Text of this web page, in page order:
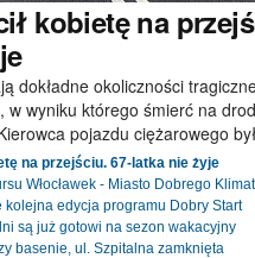
kobietę na
dokładne okoliczności
w wyniku którego śmierć na
pojazdu ciężarowego
na przejściu. 67-latka nie żyje
Włocławek - Miasto Dobrego
kolejna edycja programu Dobry Start
są już gotowi na sezon wakacyjny
basenie, ul. Szpitalna zamknięta